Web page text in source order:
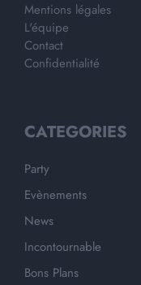
Mentions légales
L'équipe
Contact
Confidentialité
CATEGORIES
Party
Evènements
News
Incontournable
Bons Plans